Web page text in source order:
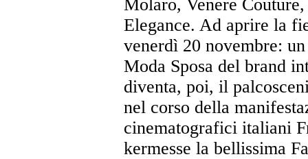
Molaro, Venere
Elegance. Ad aprire la
venerdì 20 novembre:
Moda Sposa del brand
diventa, poi, il
nel corso della
cinematografici italiani
kermesse la bellissima